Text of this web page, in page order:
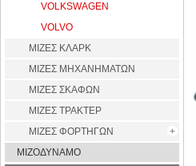
VOLKSWAGEN
VOLVO
ΜΙΖΕΣ ΚΛΑΡΚ
ΜΙΖΕΣ ΜΗΧΑΝΗΜΑΤΩΝ
ΜΙΖΕΣ ΣΚΑΦΩΝ
ΜΙΖΕΣ ΤΡΑΚΤΕΡ
ΜΙΖΕΣ ΦΟΡΤΗΓΩΝ
ΜΙΖΟΔΥΝΑΜΟ